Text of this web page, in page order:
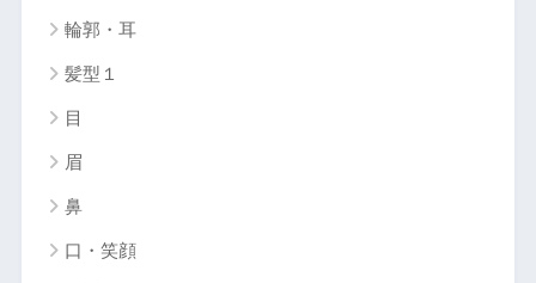
輪郭・耳
髪型１
目
眉
鼻
口・笑顔